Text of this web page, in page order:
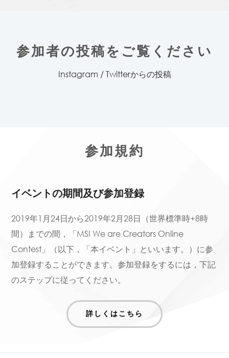
参加者の投稿をご覧ください
Instagram / Twitterからの投稿
参加規約
イベントの期間及び参加登録
2019年1月24日から2019年2月28日（世界標準時+8時
間）までの間，「MSI We are Creators Online
Contest」（以下，「本イベント」といいます。）に参
加登録することができます。参加登録をするには，下記
のステップに従ってください。
詳しくはこちら